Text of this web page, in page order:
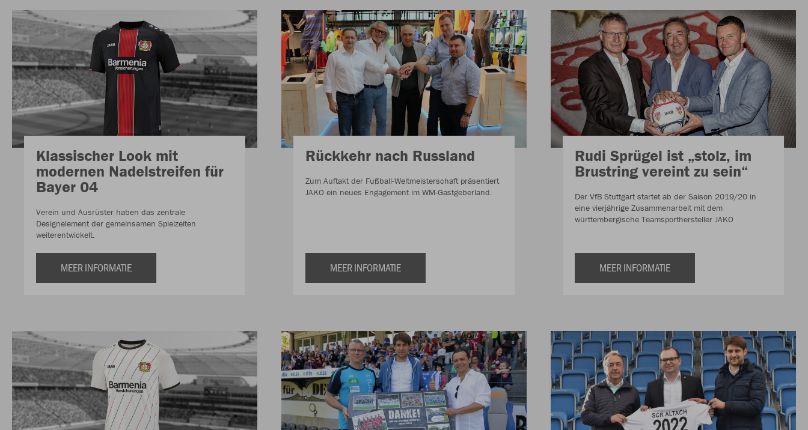
Klassischer Look mit
modernen Nadelstreifen für
Bayer 04
Verein und Ausrüster haben das zentrale
Designelement der gemeinsamen Spielzeiten
weiterentwickelt.
MEER INFORMATIE
Rückkehr nach Russland
Zum Auftakt der Fußball-Weltmeisterschaft präsentiert
JAKO ein neues Engagement im WM-Gastgeberland.
MEER INFORMATIE
Rudi Sprügel ist „stolz, im
Brustring vereint zu sein“
Der VfB Stuttgart startet ab der Saison 2019/20 in
eine vierjährige Zusammenarbeit mit dem
württembergische Teamsporthersteller JAKO
MEER INFORMATIE